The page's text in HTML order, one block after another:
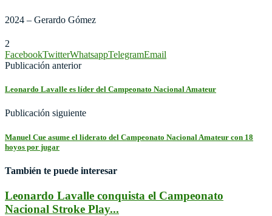
2024 – Gerardo Gómez
2
FacebookTwitterWhatsappTelegramEmail
Publicación anterior
Leonardo Lavalle es líder del Campeonato Nacional Amateur
Publicación siguiente
Manuel Cue asume el liderato del Campeonato Nacional Amateur con 18
hoyos por jugar
También te puede interesar
Leonardo Lavalle conquista el Campeonato
Nacional Stroke Play...